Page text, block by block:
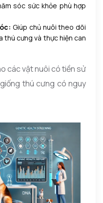
sóc sức khỏe phù hợp
Giúp chủ nuôi theo dõi
cưng và thực hiện can
các vật nuôi có tiền sử
thú cưng có nguy